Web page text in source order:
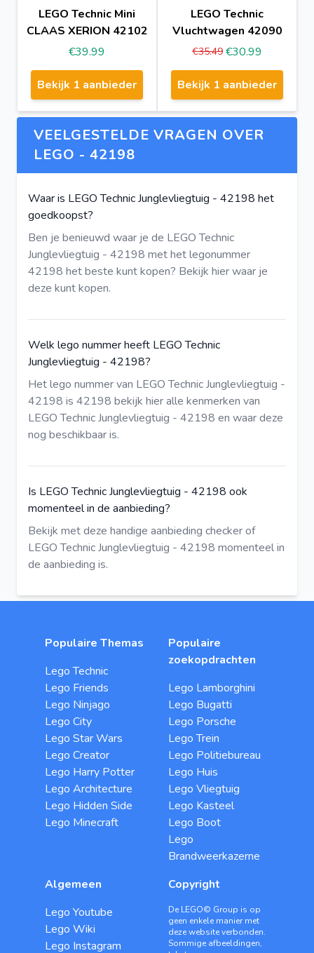
LEGO Technic Mini
CLAAS XERION 42102
€39.99
Bekijk 1 aanbieder
LEGO Technic
Vluchtwagen 42090
€35.49 €30.99
Bekijk 1 aanbieder
VEELGESTELDE VRAGEN OVER
LEGO - 42198
Waar is LEGO Technic Junglevliegtuig - 42198 het
goedkoopst?
Ben je benieuwd waar je de LEGO Technic
Junglevliegtuig - 42198 met het legonummer
42198 het beste kunt kopen? Bekijk hierwaar je
deze kunt kopen.
Welk lego nummer heeft LEGO Technic
Junglevliegtuig - 42198?
Het lego nummer van LEGO Technic Junglevliegtuig -
42198 is 42198 bekijk hieralle kenmerken van
LEGO Technic Junglevliegtuig - 42198 en waar deze
nog beschikbaar is.
Is LEGO Technic Junglevliegtuig - 42198 ook
momenteel in de aanbieding?
Bekijk met deze handige aanbieding checkerof
LEGO Technic Junglevliegtuig - 42198 momenteel in
de aanbieding is.
Populaire Themas
Lego Technic
Lego Friends
Lego Ninjago
Lego City
Lego Star Wars
Lego Creator
Lego Harry Potter
Lego Architecture
Lego Hidden Side
Lego Minecraft
Populaire
zoekopdrachten
Lego Lamborghini
Lego Bugatti
Lego Porsche
Lego Trein
Lego Politiebureau
Lego Huis
Lego Vliegtuig
Lego Kasteel
Lego Boot
Lego
Brandweerkazerne
Algemeen
Lego Youtube
Lego Wiki
Lego Instagram
Copyright
De LEGO© Group is op
geen enkele manier met
deze website verbonden.
Sommige afbeeldingen,